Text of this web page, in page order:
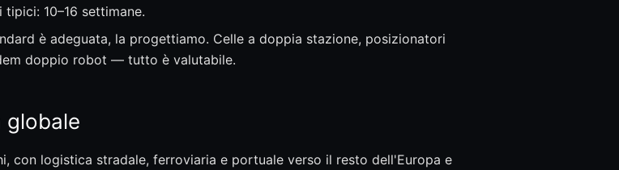
10–16 settimane.
è adeguata, la progettiamo. Celle a doppia stazione, posizionatori
doppio robot — tutto è valutabile.
globale
con logistica stradale, ferroviaria e portuale verso il resto dell'Europa e